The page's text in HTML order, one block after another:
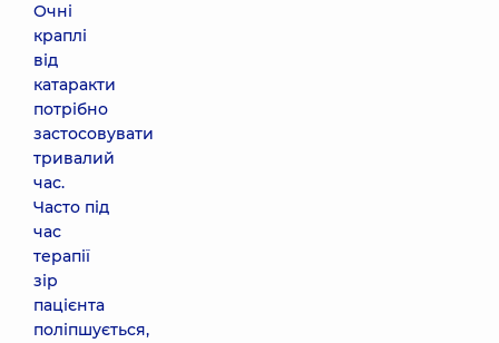
Очні
краплі
від
катаракти
потрібно
застосовувати
тривалий
час.
Часто під
час
терапії
зір
пацієнта
поліпшується,